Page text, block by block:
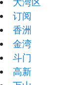
订阅
香洲
金湾
斗门
高新